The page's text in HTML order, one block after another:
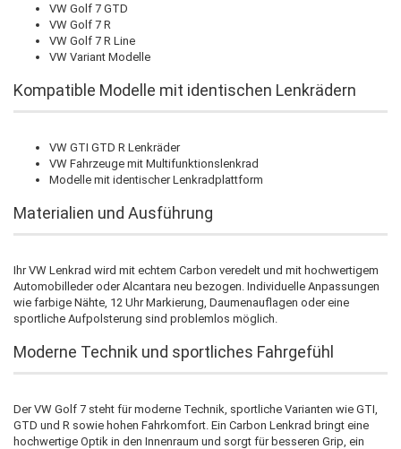
VW Golf 7 GTD
VW Golf 7 R
VW Golf 7 R Line
VW Variant Modelle
Kompatible Modelle mit identischen Lenkrädern
VW GTI GTD R Lenkräder
VW Fahrzeuge mit Multifunktionslenkrad
Modelle mit identischer Lenkradplattform
Materialien und Ausführung
Ihr VW Lenkrad wird mit echtem Carbon veredelt und mit hochwertigem
Automobilleder oder Alcantara neu bezogen. Individuelle Anpassungen
wie farbige Nähte, 12 Uhr Markierung, Daumenauflagen oder eine
sportliche Aufpolsterung sind problemlos möglich.
Moderne Technik und sportliches Fahrgefühl
Der VW Golf 7 steht für moderne Technik, sportliche Varianten wie GTI,
GTD und R sowie hohen Fahrkomfort. Ein Carbon Lenkrad bringt eine
hochwertige Optik in den Innenraum und sorgt für besseren Grip, ein